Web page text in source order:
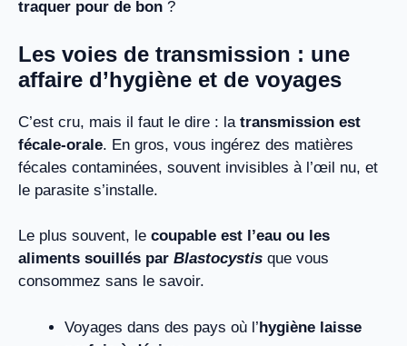
traquer pour de bon ?
Les voies de transmission : une
affaire d’hygiène et de voyages
C’est cru, mais il faut le dire : la transmission est
fécale-orale. En gros, vous ingérez des matières
fécales contaminées, souvent invisibles à l’œil nu, et
le parasite s’installe.
Le plus souvent, le coupable est l’eau ou les
aliments souillés par Blastocystis que vous
consommez sans le savoir.
Voyages dans des pays où l’hygiène laisse